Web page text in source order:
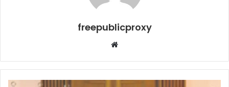
freepublicproxy
Web